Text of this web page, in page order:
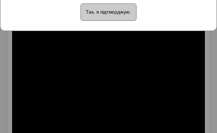
Так, я підтверджую.